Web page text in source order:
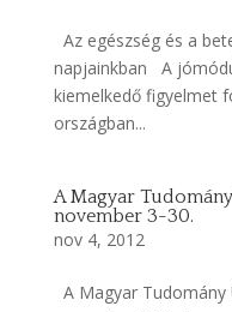
Az egészség és a
napjainkban A
kiemelkedő figyelmet
országban...
A Magyar
november 3-30.
nov 4, 2012
A Magyar